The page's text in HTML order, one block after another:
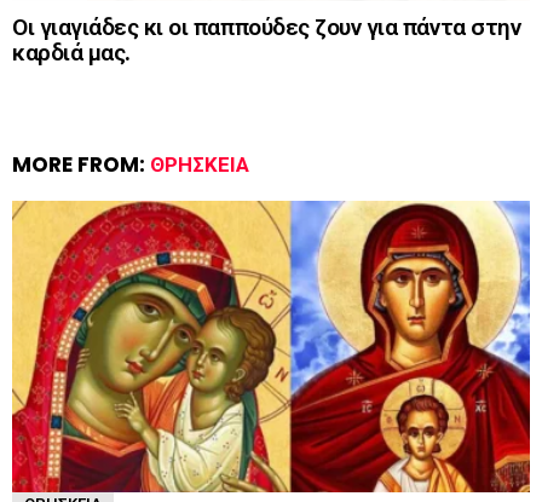
Οι γιαγιάδες κι οι παππούδες ζουν για πάντα στην
καρδιά μας.
MORE FROM: ΘΡΗΣΚΕΊΑ